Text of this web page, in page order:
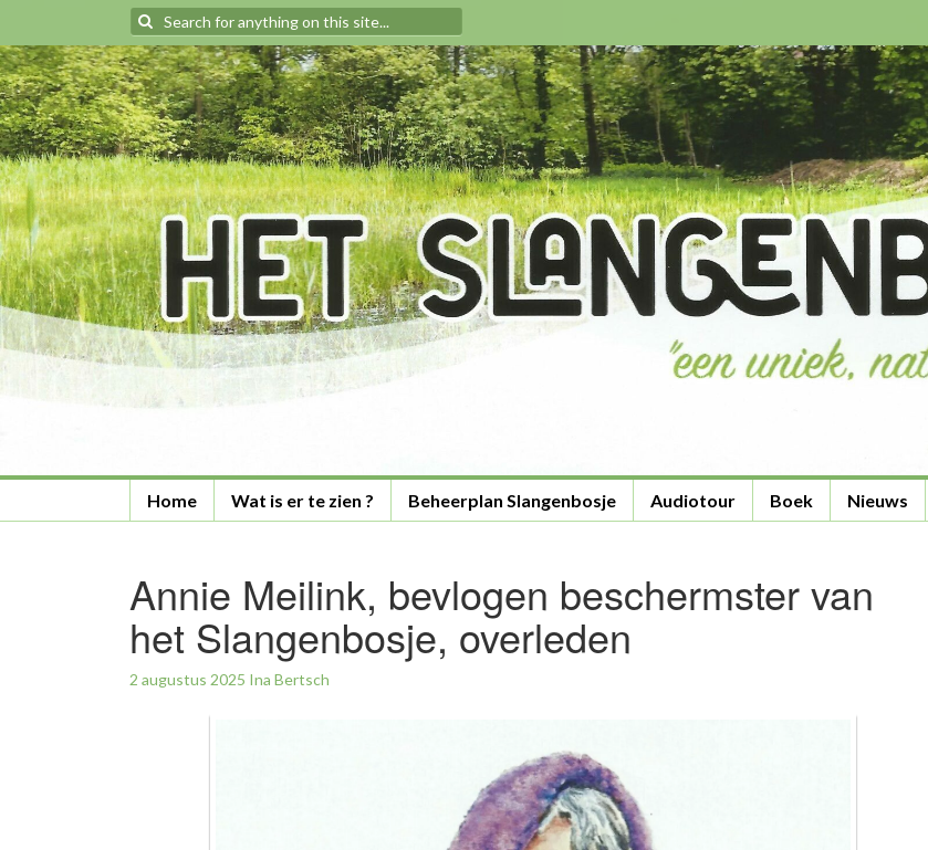
Search
for:
Home Wat is er te zien ? Beheerplan Slangenbosje Audiotour Boek Nieuws
Annie Meilink, bevlogen beschermster van
het Slangenbosje, overleden
2 augustus 2025 Ina Bertsch